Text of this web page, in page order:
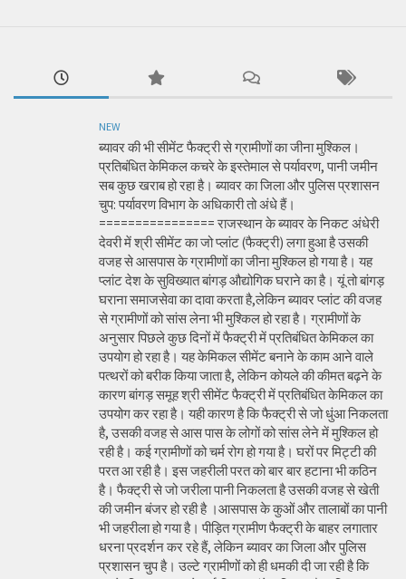
NEW
ब्यावर की भी सीमेंट फैक्ट्री से ग्रामीणों का जीना मुश्किल।
प्रतिबंधित केमिकल कचरे के इस्तेमाल से पर्यावरण, पानी जमीन
सब कुछ खराब हो रहा है। ब्यावर का जिला और पुलिस प्रशासन
चुप: पर्यावरण विभाग के अधिकारी तो अंधे हैं।
================ राजस्थान के ब्यावर के निकट अंधेरी
देवरी में श्री सीमेंट का जो प्लांट (फैक्ट्री) लगा हुआ है उसकी
वजह से आसपास के ग्रामीणों का जीना मुश्किल हो गया है। यह
प्लांट देश के सुविख्यात बांगड़ औद्योगिक घराने का है। यूं तो बांगड़
घराना समाजसेवा का दावा करता है,लेकिन ब्यावर प्लांट की वजह
से ग्रामीणों को सांस लेना भी मुश्किल हो रहा है। ग्रामीणों के
अनुसार पिछले कुछ दिनों में फैक्ट्री में प्रतिबंधित केमिकल का
उपयोग हो रहा है। यह केमिकल सीमेंट बनाने के काम आने वाले
पत्थरों को बरीक किया जाता है, लेकिन कोयले की कीमत बढ़ने के
कारण बांगड़ समूह श्री सीमेंट फैक्ट्री में प्रतिबंधित केमिकल का
उपयोग कर रहा है। यही कारण है कि फैक्ट्री से जो धुंआ निकलता
है, उसकी वजह से आस पास के लोगों को सांस लेने में मुश्किल हो
रही है। कई ग्रामीणों को चर्म रोग हो गया है। घरों पर मिट्टी की
परत आ रही है। इस जहरीली परत को बार बार हटाना भी कठिन
है। फैक्ट्री से जो जरीला पानी निकलता है उसकी वजह से खेती
की जमीन बंजर हो रही है ।आसपास के कुओं और तालाबों का पानी
भी जहरीला हो गया है। पीड़ित ग्रामीण फैक्ट्री के बाहर लगातार
धरना प्रदर्शन कर रहे हैं, लेकिन ब्यावर का जिला और पुलिस
प्रशासन चुप है। उल्टे ग्रामीणों को ही धमकी दी जा रही है कि